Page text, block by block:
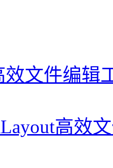
效文件编辑
高效